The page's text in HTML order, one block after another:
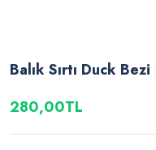
Balık Sırtı Duck Bezi
280,00TL